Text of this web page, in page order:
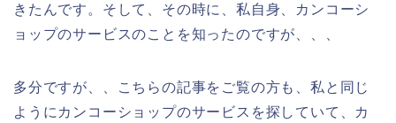
きたんです。そして、その時に、私自身、カンコーシ
ョップのサービスのことを知ったのですが、、、
多分ですが、、こちらの記事をご覧の方も、私と同じ
ようにカンコーショップのサービスを探していて、カ